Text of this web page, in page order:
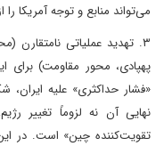
می‌تواند منابع و توجه آمریکا
۳. تهدید عملیاتی
پهپادی، محور مقاومت) برای
«فشار حداکثری» علیه
نهایی آن نه لزوماً تغییر
تقویت‌کننده چین» است. در